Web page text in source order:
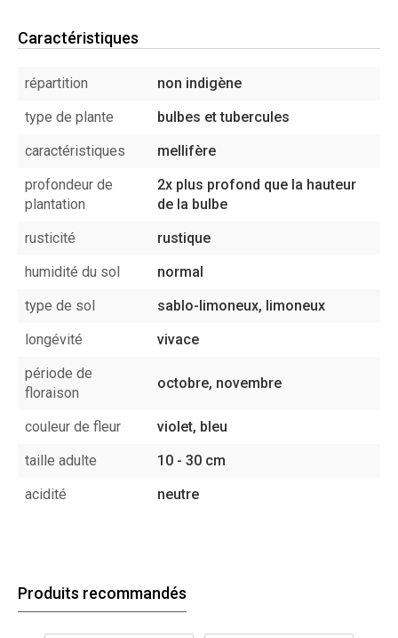
Caractéristiques
répartition
non indigène
type de plante
bulbes et tubercules
caractéristiques
mellifère
profondeur de
plantation
2x plus profond que la hauteur
de la bulbe
rusticité
rustique
humidité du sol
normal
type de sol
sablo-limoneux, limoneux
longévité
vivace
période de
floraison
octobre, novembre
couleur de fleur
violet, bleu
taille adulte
10 - 30 cm
acidité
neutre
Produits recommandés